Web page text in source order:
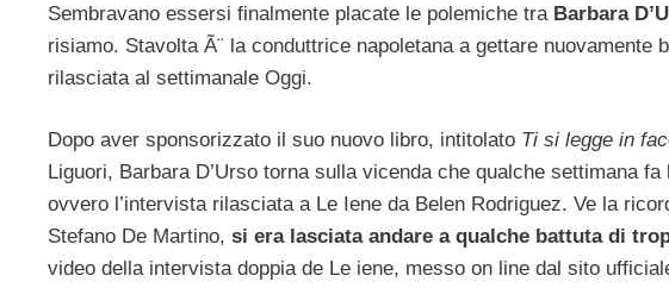
Sembravano essersi finalmente placate le polemiche tra Barbara
risiamo. Stavolta Ã¨ la conduttrice napoletana a gettare
rilasciata al settimanale Oggi.
Dopo aver sponsorizzato il suo nuovo libro, intitolato Ti si legge in
Liguori, Barbara D’Urso torna sulla vicenda che qualche settimana
ovvero l’intervista rilasciata a Le Iene da Belen Rodriguez. Ve la
Stefano De Martino, si era lasciata andare a qualche battuta di
video della intervista doppia de Le iene, messo on line dal sito